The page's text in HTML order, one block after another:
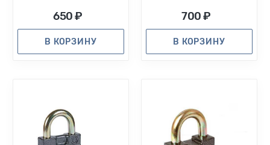
650 ₽
В КОРЗИНУ
700 ₽
В КОРЗИНУ